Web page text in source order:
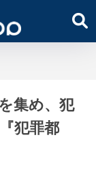
集め、犯
犯罪都